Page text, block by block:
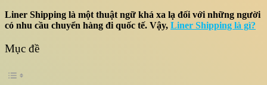
Liner Shipping là một thuật ngữ khá xa lạ đối với những người
có nhu cầu chuyển hàng đi quốc tế. Vậy, Liner Shipping là gì?
Mục đề